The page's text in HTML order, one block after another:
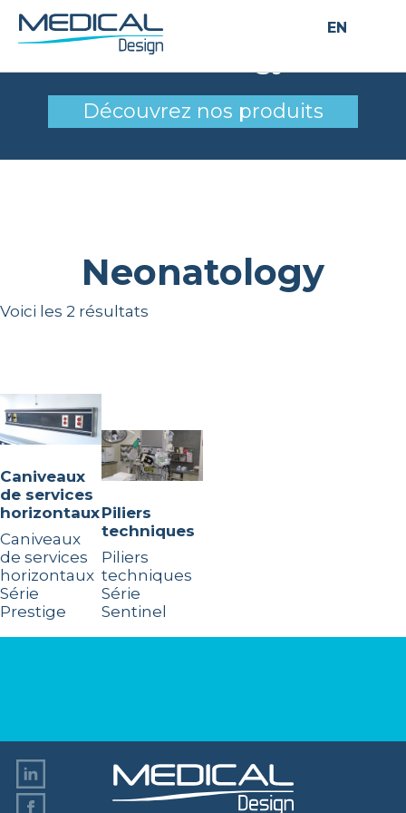
EN
Neonatology
Découvrez nos produits
Neonatology
Voici les 2 résultats
Caniveaux
de services
horizontaux
Caniveaux
de services
horizontaux
Série
Prestige
Piliers
techniques
Piliers
techniques
Série
Sentinel